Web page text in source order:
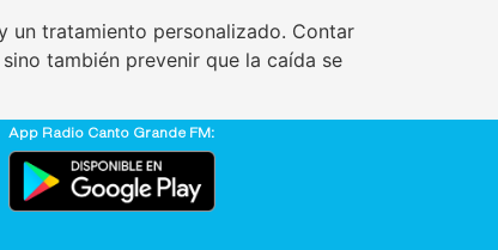
un tratamiento personalizado. Contar
también prevenir que la caída se
App Radio Canto Grande FM: